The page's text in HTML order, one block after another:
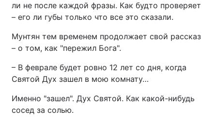
ли не после каждой фразы. Как будто проверяет
– его ли губы только что все это сказали.
Мунтян тем временем продолжает свой рассказ
– о том, как "пережил Бога".
– В феврале будет ровно 12 лет со дня, когда
Святой Дух зашел в мою комнату…
Именно "зашел". Дух Святой. Как какой-нибудь
сосед за солью.